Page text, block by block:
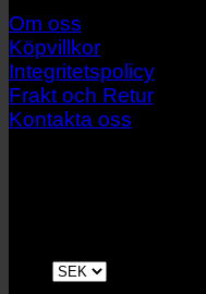
Om oss
Köpvillkor
Integritetspolicy
Frakt och Retur
Kontakta oss